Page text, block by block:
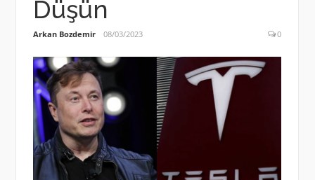
Düşün
Arkan Bozdemir 08/03/2023 0